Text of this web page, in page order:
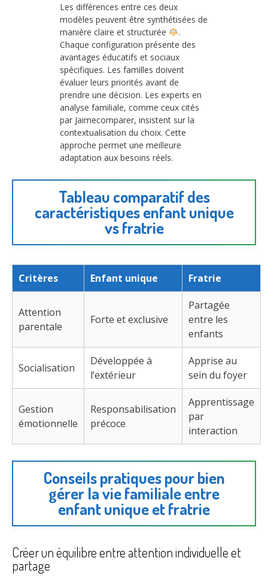
Les différences entre ces deux
modèles peuvent être synthétisées de
manière claire et structurée
.
Chaque configuration présente des
avantages éducatifs et sociaux
spécifiques. Les familles doivent
évaluer leurs priorités avant de
prendre une décision. Les experts en
analyse familiale, comme ceux cités
par Jaimecomparer, insistent sur la
contextualisation du choix. Cette
approche permet une meilleure
adaptation aux besoins réels.
Tableau comparatif des
caractéristiques enfant unique
vs fratrie
Critères Enfant unique Fratrie
Attention
parentale
Forte et exclusive
Partagée
entre les
enfants
Socialisation
Développée à
l’extérieur
Apprise au
sein du foyer
Gestion
émotionnelle
Responsabilisation
précoce
Apprentissage
par
interaction
Conseils pratiques pour bien
gérer la vie familiale entre
enfant unique et fratrie
Créer un équilibre entre attention individuelle et
partage